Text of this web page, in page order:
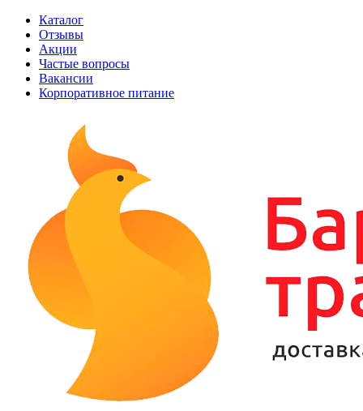
Каталог
Отзывы
Акции
Частые вопросы
Вакансии
Корпоративное питание